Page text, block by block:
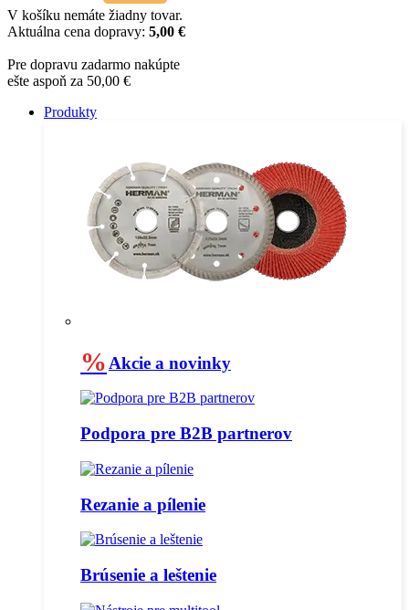
V košíku nemáte žiadny tovar.
Aktuálna cena dopravy: 5,00 €
Pre dopravu zadarmo nakúpte
ešte aspoň za 50,00 €
Produkty
% Akcie a novinky
Podpora pre B2B partnerov
Rezanie a pílenie
Brúsenie a leštenie